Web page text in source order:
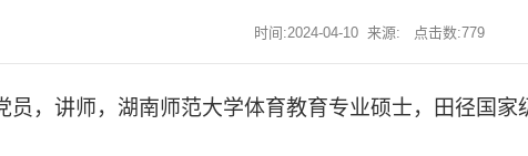
时间:2024-04-10 来源: 点击数:779
员，讲师，湖南师范大学体育教育专业硕士，田径国